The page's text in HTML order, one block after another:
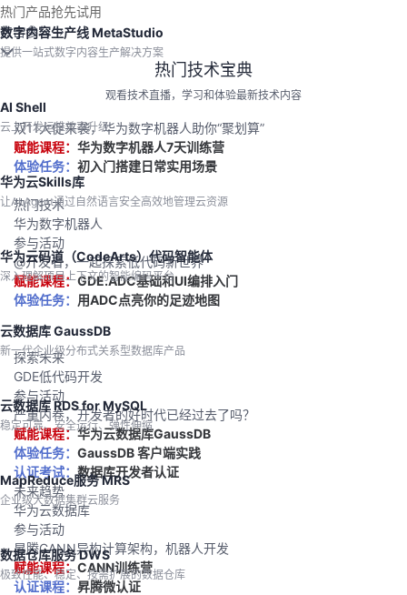
数字内容生产线 MetaStudio
提供一站式数字内容生产解决方案
AI Shell
云上开发运维效率升级
华为云Skills库
让AI Agent通过自然语言安全高效地管理云资源
华为云码道（CodeArts）代码智能体
深入理解项目上下文的智能编码平台
云数据库 GaussDB
新一代企业级分布式关系型数据库产品
云数据库 RDS for MySQL
稳定可靠、安全运行、弹性伸缩
MapReduce服务 MRS
企业级大数据集群云服务
数据仓库服务 DWS
极致性能、稳定、按需扩展的数据仓库
热门产品抢先试用
点击参与
热门技术宝典
观看技术直播，学习和体验最新技术内容
双11大促来袭，华为数字机器人助你“聚划算”
赋能课程： 华为数字机器人7天训练营
体验任务： 初入门搭建日常实用场景
热门技术
华为数字机器人
参与活动
@开发者，一起探索低代码新世界
赋能课程：GDE.ADC基础和UI编排入门
体验任务： 用ADC点亮你的足迹地图
探索未来
GDE低代码开发
参与活动
严重内卷，开发者的好时代已经过去了吗？
赋能课程：华为云数据库GaussDB
体验任务： GaussDB 客户端实践
认证考试：数据库开发者认证
未来趋势
华为云数据库
参与活动
昇腾CANN异构计算架构，机器人开发
赋能课程：CANN训练营
认证课程： 昇腾微认证